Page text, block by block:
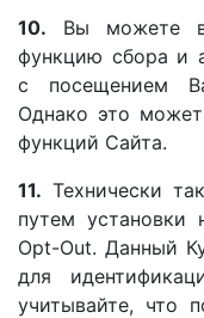
10. Вы можете в
функцию сбора и
с посещением
Однако это
функций Сайта.
11. Технически
путем установки
Opt-Out. Данный
для
учитывайте, что